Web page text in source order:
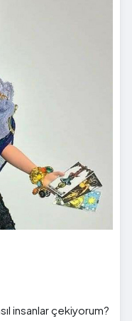
insanlar çekiyorum?